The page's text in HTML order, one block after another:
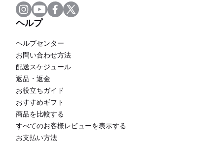
ヘルプ
ヘルプセンター
お問い合わせ方法
配送スケジュール
返品・返金
お役立ちガイド
おすすめギフト
商品を比較する
すべてのお客様レビューを表示する
お支払い方法